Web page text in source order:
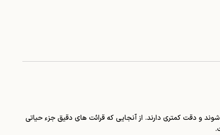
و دقت کمتری دارند. از آنجایی که قرائت های دقیق جزء حیاتی